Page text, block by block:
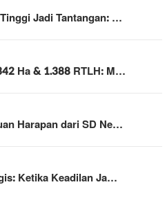
Jadi Tantangan: …
Ha & 1.388 RTLH: M…
Harapan dari SD Ne…
Ketika Keadilan Ja…